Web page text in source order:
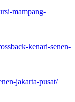
mampang-
kenari-senen-
jakarta-pusat/